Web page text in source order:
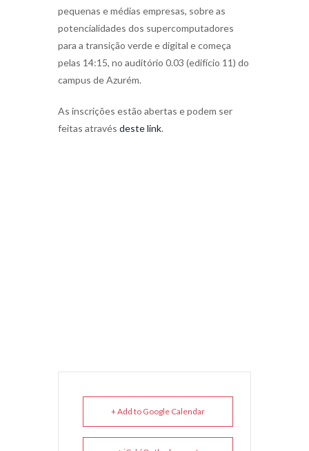
pequenas e médias empresas, sobre as
potencialidades dos supercomputadores
para a transição verde e digital e começa
pelas 14:15, no auditório 0.03 (edifício 11) do
campus de Azurém.
As inscrições estão abertas e podem ser
feitas através deste link.
+ Add to Google Calendar